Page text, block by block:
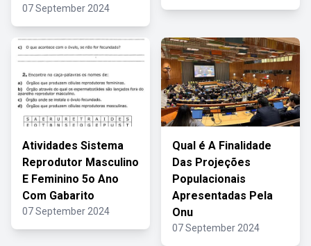
07 September 2024
Atividades Sistema
Reprodutor Masculino
E Feminino 5o Ano
Com Gabarito
07 September 2024
Qual é A Finalidade
Das Projeções
Populacionais
Apresentadas Pela
Onu
07 September 2024